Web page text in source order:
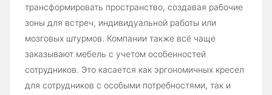
трансформировать пространство, создавая рабочие
зоны для встреч, индивидуальной работы или
мозговых штурмов. Компании также всё чаще
заказывают мебель с учетом особенностей
сотрудников. Это касается как эргономичных кресел
для сотрудников с особыми потребностями, так и